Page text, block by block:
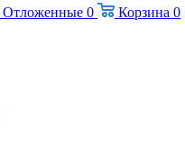
Отложенные 0 Корзина 0